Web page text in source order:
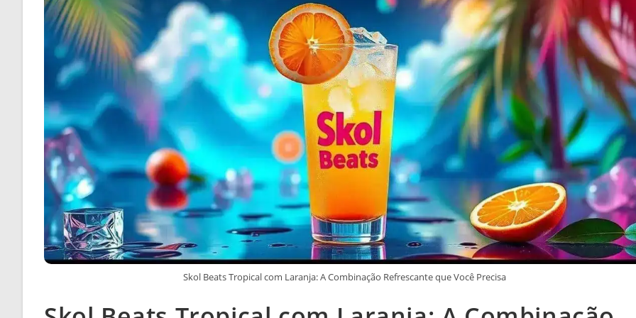
Skol Beats Tropical com Laranja: A Combinação Refrescante que Você Precisa